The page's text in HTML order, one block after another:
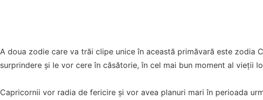
A doua zodie care va trăi clipe unice în această primăvară este zodia
surprindere și le vor cere în căsătorie, în cel mai bun moment al vieții
Capricornii vor radia de fericire și vor avea planuri mari în perioada